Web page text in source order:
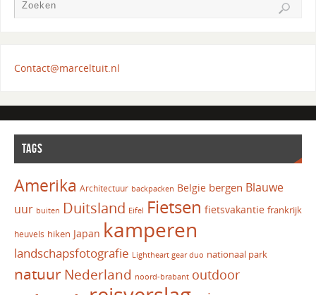
Contact@marceltuit.nl
TAGS
Amerika Architectuur backpacken Belgie bergen Blauwe
uur buiten Duitsland Eifel Fietsen fietsvakantie frankrijk
heuvels hiken Japan kamperen
landschapsfotografie Lightheart gear duo nationaal park
natuur Nederland noord-brabant outdoor